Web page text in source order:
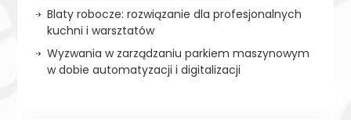
Blaty robocze: rozwiązanie dla profesjonalnych
kuchni i warsztatów
Wyzwania w zarządzaniu parkiem maszynowym
w dobie automatyzacji i digitalizacji